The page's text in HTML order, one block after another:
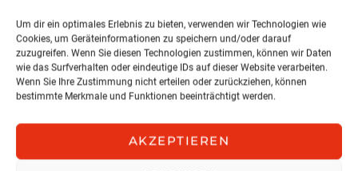
Um dir ein optimales Erlebnis zu bieten, verwenden wir Technologien wie
Cookies, um Geräteinformationen zu speichern und/oder darauf
zuzugreifen. Wenn Sie diesen Technologien zustimmen, können wir Daten
wie das Surfverhalten oder eindeutige IDs auf dieser Website verarbeiten.
Wenn Sie Ihre Zustimmung nicht erteilen oder zurückziehen, können
bestimmte Merkmale und Funktionen beeinträchtigt werden.
AKZEPTIEREN